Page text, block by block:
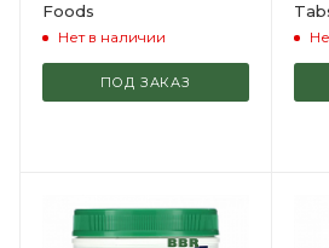
Foods
Нет в наличии
ПОД ЗАКАЗ